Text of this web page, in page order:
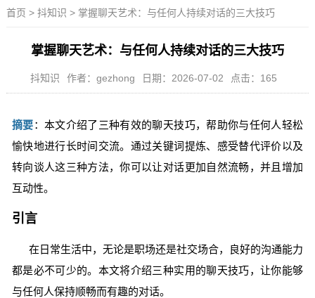
首页 > 抖知识 > 掌握聊天艺术：与任何人持续对话的三大技巧
掌握聊天艺术：与任何人持续对话的三大技巧
抖知识 作者：gezhong 日期：2026-07-02 点击：165
摘要：本文介绍了三种有效的聊天技巧，帮助你与任何人轻松
愉快地进行长时间交流。通过关键词提炼、感受替代评价以及
转向谈人这三种方法，你可以让对话更加自然流畅，并且增加
互动性。
引言
在日常生活中，无论是职场还是社交场合，良好的沟通能力
都是必不可少的。本文将介绍三种实用的聊天技巧，让你能够
与任何人保持顺畅而有趣的对话。